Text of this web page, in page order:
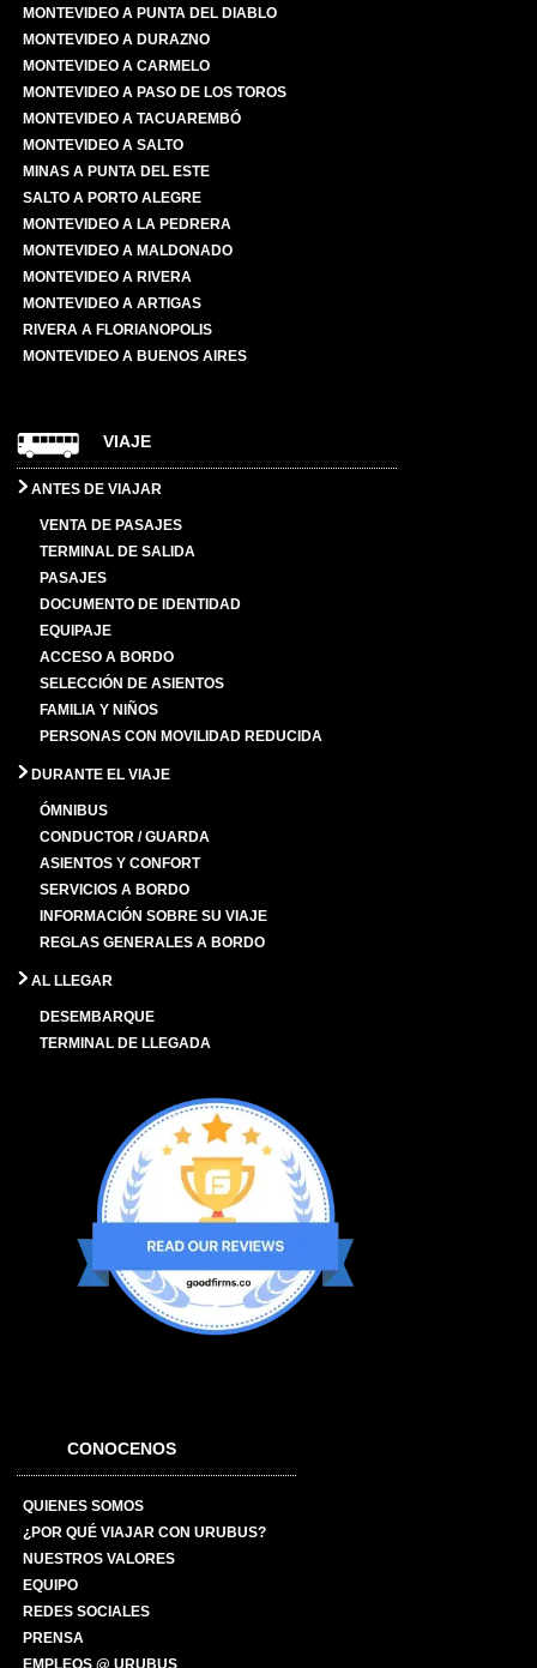
MONTEVIDEO A PUNTA DEL DIABLO
MONTEVIDEO A DURAZNO
MONTEVIDEO A CARMELO
MONTEVIDEO A PASO DE LOS TOROS
MONTEVIDEO A TACUAREMBÓ
MONTEVIDEO A SALTO
MINAS A PUNTA DEL ESTE
SALTO A PORTO ALEGRE
MONTEVIDEO A LA PEDRERA
MONTEVIDEO A MALDONADO
MONTEVIDEO A RIVERA
MONTEVIDEO A ARTIGAS
RIVERA A FLORIANOPOLIS
MONTEVIDEO A BUENOS AIRES
VIAJE
ANTES DE VIAJAR
VENTA DE PASAJES
TERMINAL DE SALIDA
PASAJES
DOCUMENTO DE IDENTIDAD
EQUIPAJE
ACCESO A BORDO
SELECCIÓN DE ASIENTOS
FAMILIA Y NIÑOS
PERSONAS CON MOVILIDAD REDUCIDA
DURANTE EL VIAJE
ÓMNIBUS
CONDUCTOR / GUARDA
ASIENTOS Y CONFORT
SERVICIOS A BORDO
INFORMACIÓN SOBRE SU VIAJE
REGLAS GENERALES A BORDO
AL LLEGAR
DESEMBARQUE
TERMINAL DE LLEGADA
CONOCENOS
QUIENES SOMOS
¿POR QUÉ VIAJAR CON URUBUS?
NUESTROS VALORES
EQUIPO
REDES SOCIALES
PRENSA